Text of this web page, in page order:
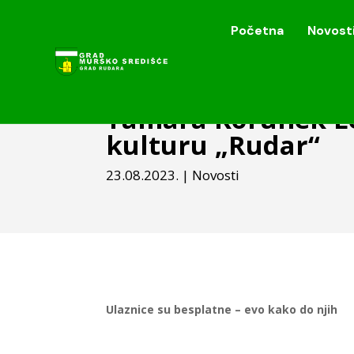
Početna
Početna
Tamara Korunek
kulturu „Rudar“
23.08.2023. | Novosti
Ulaznice su besplatne – evo kako do njih